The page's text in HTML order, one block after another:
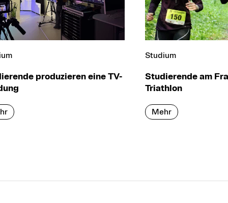
produzieren eine TV-
Studium
Studierende am
Triathlon
Mehr